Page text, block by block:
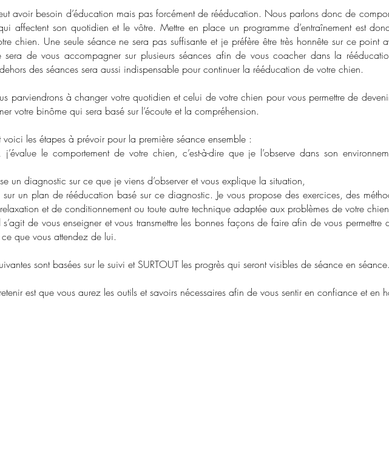
avoir besoin d’éducation mais pas forcément de rééducation. Nous parlons donc de
affectent son quotidien et le vôtre. Mettre en place un programme d’entraînement est
chien. Une seule séance ne sera pas suffisante et je préfère être très honnête sur ce point
de vous accompagner sur plusieurs séances afin de vous coacher dans la
des séances sera aussi indispensable pour continuer la rééducation de votre chien.
parviendrons à changer votre quotidien et celui de votre chien pour vous permettre de
votre binôme qui sera basé sur l’écoute et la compréhension.
voici les étapes à prévoir pour la première séance ensemble :
j’évalue le comportement de votre chien, c’est-à-dire que je l’observe dans son
un diagnostic sur ce que je viens d’observer et vous explique la situation,
un plan de rééducation basé sur ce diagnostic. Je vous propose des exercices, des
et de conditionnement ou toute autre technique adaptée aux problèmes de votre
de vous enseigner et vous transmettre les bonnes façons de faire afin de vous permettre
que vous attendez de lui.
sont basées sur le suivi et SURTOUT les progrès qui seront visibles de séance en séance.
est que vous aurez les outils et savoirs nécessaires afin de vous sentir en confiance et en